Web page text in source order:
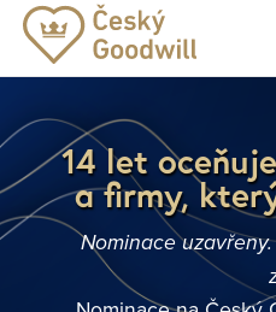
14 let
a firmy,
Nominace